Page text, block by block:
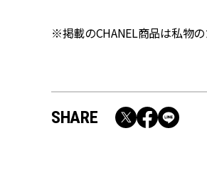
※掲載のCHANEL商品は私物の
SHARE